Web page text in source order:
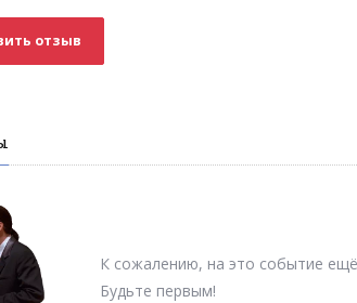
отзыв
К сожалению, на это событие
Будьте первым!